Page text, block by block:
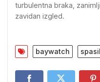
turbulentna braka,
zavidan izgled.
baywatch